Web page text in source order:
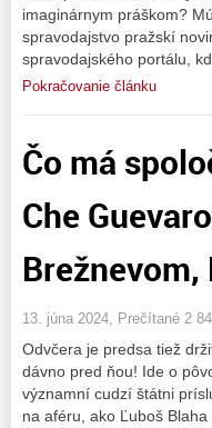
imaginárnym práškom?
spravodajstvo pražskí
spravodajského portálu,
Pokračovanie článku
Čo má
Che
13. júna 2024, Prečítané 2
Odvčera je predsa tiež
dávno pred ňou! Ide o
významní cudzí štátni
na aféru, ako Ľuboš